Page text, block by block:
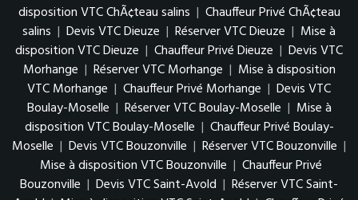
disposition VTC ChÃ¢teau salins | Chauffeur Privé ChÃ¢teau
salins | Devis VTC Dieuze | Réserver VTC Dieuze | Mise à
disposition VTC Dieuze | Chauffeur Privé Dieuze | Devis VTC
Morhange | Réserver VTC Morhange | Mise à disposition
VTC Morhange | Chauffeur Privé Morhange | Devis VTC
Boulay-Moselle | Réserver VTC Boulay-Moselle | Mise à
disposition VTC Boulay-Moselle | Chauffeur Privé Boulay-
Moselle | Devis VTC Bouzonville | Réserver VTC Bouzonville |
Mise à disposition VTC Bouzonville | Chauffeur Privé
Bouzonville | Devis VTC Saint-Avold | Réserver VTC Saint-